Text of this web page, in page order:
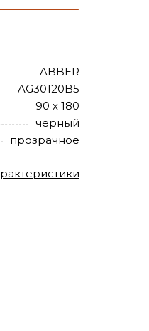
ABBER
AG30120B5
90 х 180
черный
прозрачное